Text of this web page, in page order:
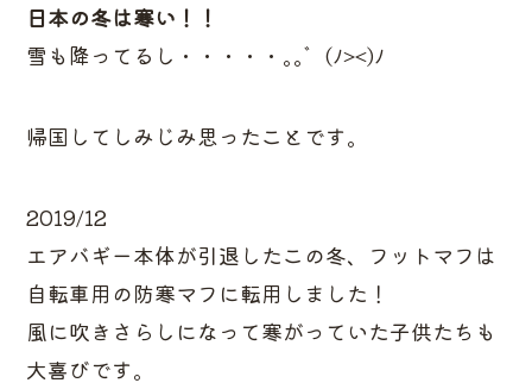
日本の冬は寒い！！
雪も降ってるし・・・・・｡｡゛(ﾉ><)ﾉ
帰国してしみじみ思ったことです。
2019/12
エアバギー本体が引退したこの冬、フットマフは
自転車用の防寒マフに転用しました！
風に吹きさらしになって寒がっていた子供たちも
大喜びです。